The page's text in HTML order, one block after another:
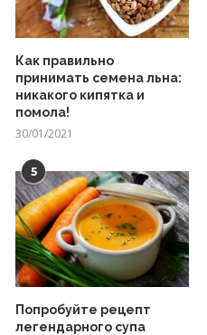
Как правильно
принимать семена льна:
никакого кипятка и
помола!
30/01/2021
5
Попробуйте рецепт
легендарного супа